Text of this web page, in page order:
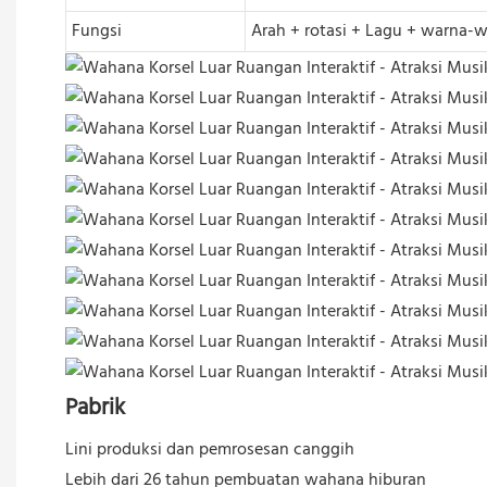
Fungsi
Arah + rotasi + Lagu + warna-
Pabrik
Lini produksi dan pemrosesan canggih
Lebih dari 26 tahun pembuatan wahana hiburan